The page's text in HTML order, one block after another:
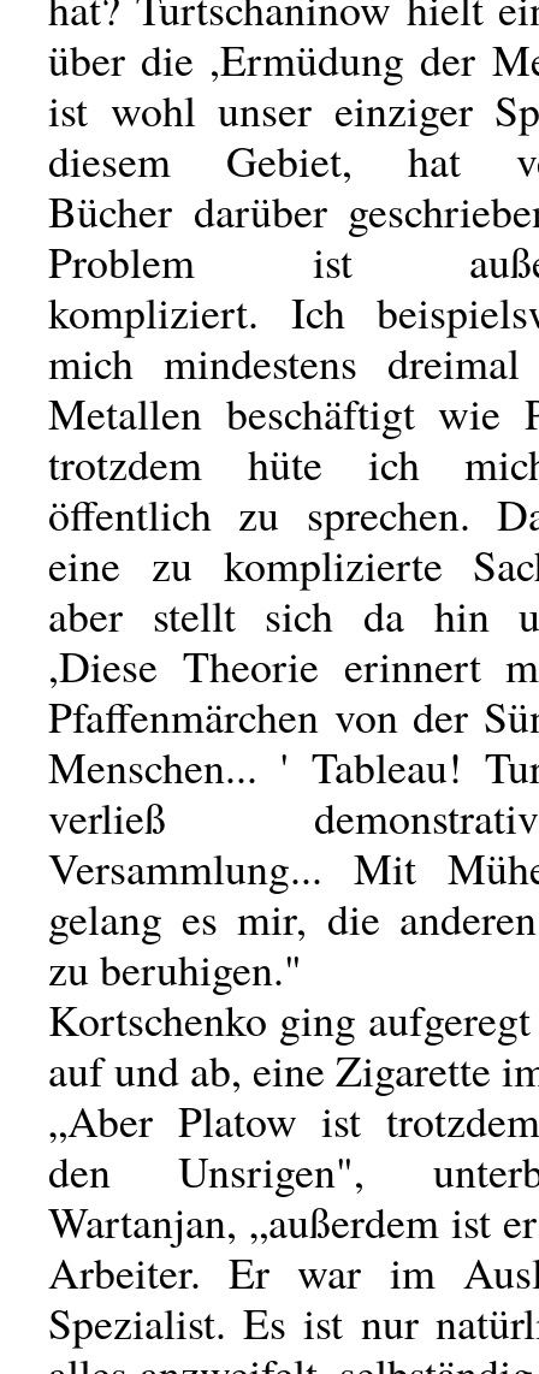
über die ,Ermüdung der
ist wohl unser einziger
diesem Gebiet, hat
Bücher darüber
Problem ist
kompliziert. Ich
mich mindestens
Metallen beschäftigt wie
trotzdem hüte ich
öffentlich zu sprechen.
eine zu komplizierte
aber stellt sich da hin
,Diese Theorie erinnert
Pfaffenmärchen von der
Menschen... ' Tableau!
verließ
Versammlung... Mit
gelang es mir, die
zu beruhigen."
Kortschenko ging
auf und ab, eine Zigarette
„Aber Platow ist
den Unsrigen",
Wartanjan, „außerdem ist
Arbeiter. Er war im
Spezialist. Es ist nur